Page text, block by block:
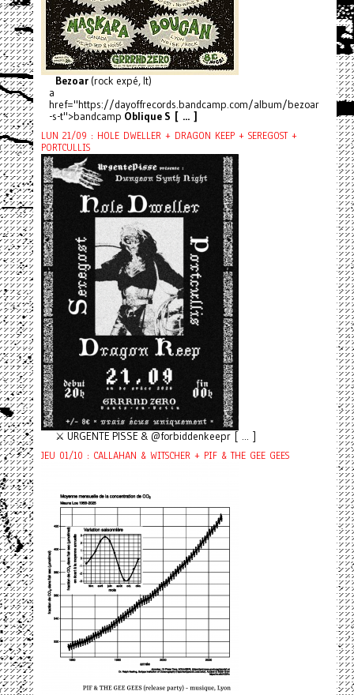
Bezoar(rock expé, It)
a
href="https://dayoffrecords.bandcamp.com/album/bezoar
-s-t">bandcamp Oblique S [ ... ]
LUN 21/09 : HOLE DWELLER + DRAGON KEEP + SEREGOST +
PORTCULLIS
⚔️ URGENTE PISSE & @forbiddenkeepr [ ... ]
JEU 01/10 : CALLAHAN & WITSCHER + PIF & THE GEE GEES